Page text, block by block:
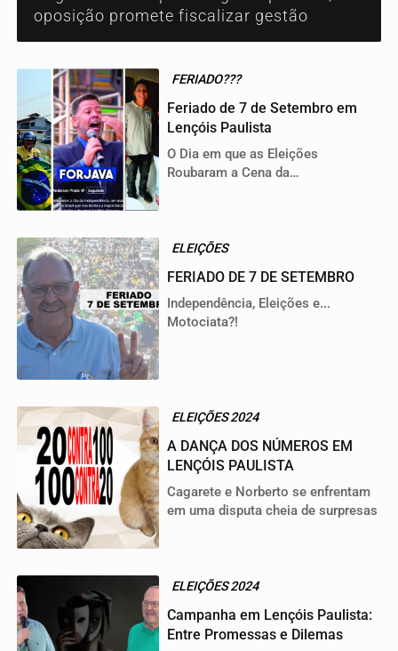
oposição promete fiscalizar gestão
FERIADO???
Feriado de 7 de Setembro em
Lençóis Paulista
O Dia em que as Eleições
Roubaram a Cena da
ELEIÇÕES
FERIADO DE 7 DE SETEMBRO
Independência, Eleições e...
Motociata?!
ELEIÇÕES 2024
A DANÇA DOS NÚMEROS EM
LENÇÓIS PAULISTA
Cagarete e Norberto se enfrentam
em uma disputa cheia de surpresas
ELEIÇÕES 2024
Campanha em Lençóis Paulista:
Entre Promessas e Dilemas